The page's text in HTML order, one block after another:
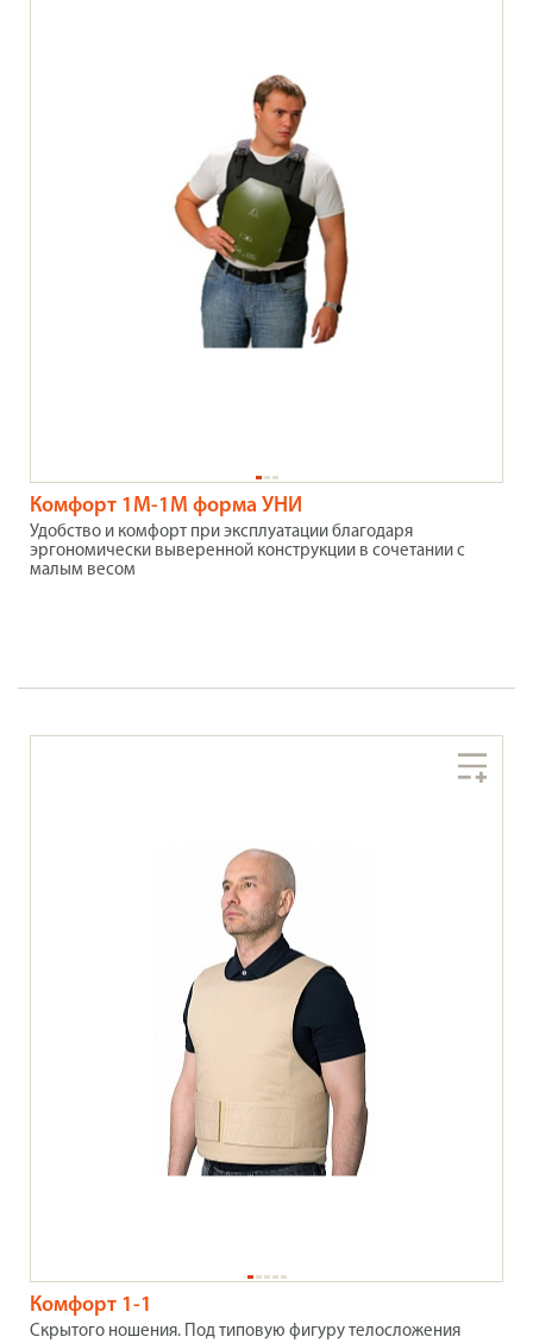
Комфорт 1М-1М форма УНИ
Удобство и комфорт при эксплуатации благодаря
эргономически выверенной конструкции в сочетании с
малым весом
Комфорт 1-1
Скрытого ношения. Под типовую фигуру телосложения